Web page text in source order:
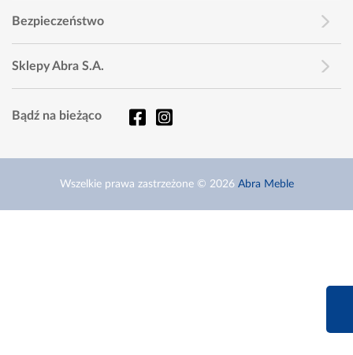
Bezpieczeństwo
Sklepy Abra S.A.
Bądź na bieżąco
Wszelkie prawa zastrzeżone © 2026 Abra Meble